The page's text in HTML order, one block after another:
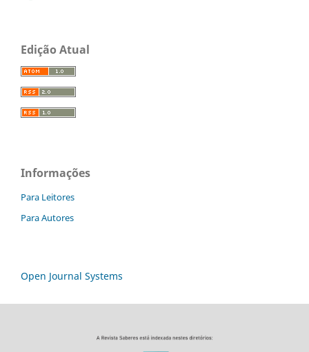
Edição Atual
Informações
Para Leitores
Para Autores
Open Journal Systems